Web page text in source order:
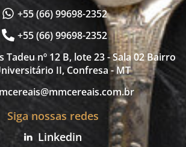
+55 (66) 99698-2352
+55 (66) 99698-2352
Tadeu nº 12 B, lote 23 - Sala 02 Bairro
II, Confresa - MT
Siga nossas redes
Linkedin